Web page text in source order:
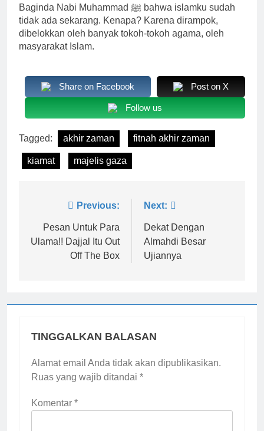
Baginda Nabi Muhammad ﷺ bahwa islamku sudah
tidak ada sekarang. Kenapa? Karena dirampok,
dibelokkan oleh banyak tokoh-tokoh agama, oleh
masyarakat Islam.
Share on Facebook Post on X
Follow us
Tagged: akhir zaman fitnah akhir zaman
kiamat majelis gaza
Navigasi
pos
Previous:
Pesan Untuk Para
Ulama!! Dajjal Itu Out
Off The Box
Next:
Dekat Dengan
Almahdi Besar
Ujiannya
TINGGALKAN BALASAN
Alamat email Anda tidak akan dipublikasikan.
Ruas yang wajib ditandai *
Komentar *